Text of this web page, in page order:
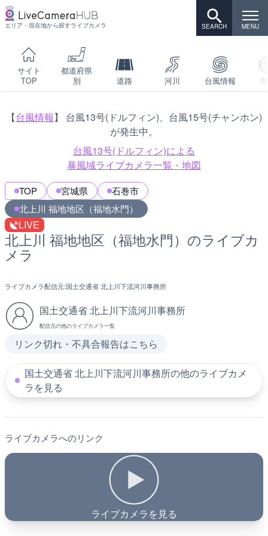
エリア・現在地から探すライブカメラ
サイト
TOP
都道府県
別
道路 河川 台風情報
【台風情報】 台風13号(ドルフィン)、台風15号(チャンホン)
が発生中。
台風13号(ドルフィン)による
暴風域ライブカメラ一覧・地図
TOP 宮城県
石巻市
北上川 福地地区（福地水門）
LIVE
北上川 福地地区（福地水門）のライブカ
メラ
ライブカメラ配信元:国土交通省 北上川下流河川事務所
国土交通省 北上川下流河川事務所
配信元の他のライブカメラ一覧
リンク切れ・不具合報告はこちら
国土交通省 北上川下流河川事務所の他のライブカメ
ラを見る
ライブカメラへのリンク
ライブカメラを見る